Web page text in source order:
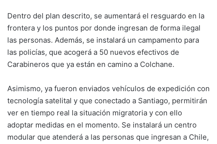
Dentro del plan descrito, se aumentará el resguardo en la
frontera y los puntos por donde ingresan de forma ilegal
las personas. Además, se instalará un campamento para
las policías, que acogerá a 50 nuevos efectivos de
Carabineros que ya están en camino a Colchane.
Asimismo, ya fueron enviados vehículos de expedición con
tecnología satelital y que conectado a Santiago, permitirán
ver en tiempo real la situación migratoria y con ello
adoptar medidas en el momento. Se instalará un centro
modular que atenderá a las personas que ingresan a Chile,